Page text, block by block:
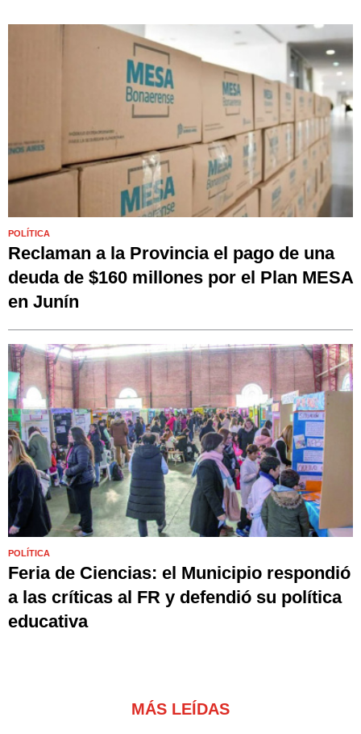
POLÍTICA
Reclaman a la Provincia el pago de una
deuda de $160 millones por el Plan MESA
en Junín
POLÍTICA
Feria de Ciencias: el Municipio respondió
a las críticas al FR y defendió su política
educativa
MÁS LEÍDAS